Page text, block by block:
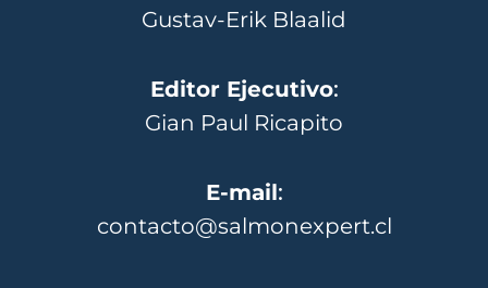
Gustav-Erik Blaalid
Editor Ejecutivo:
Gian Paul Ricapito
E-mail:
contacto@salmonexpert.cl